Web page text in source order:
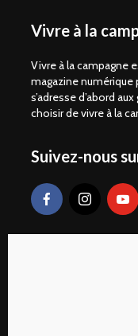
Vivre à la
Vivre à la campagne
magazine numérique
s’adresse d’abord
choisir de vivre à la
Suivez-nous